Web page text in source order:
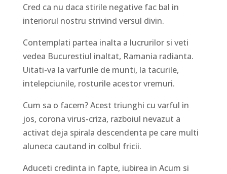
Cred ca nu daca stirile negative fac bal in
interiorul nostru strivind versul divin.
Contemplati partea inalta a lucrurilor si veti
vedea Bucurestiul inaltat, Ramania radianta.
Uitati-va la varfurile de munti, la tacurile,
intelepciunile, rosturile acestor vremuri.
Cum sa o facem? Acest triunghi cu varful in
jos, corona virus-criza, razboiul nevazut a
activat deja spirala descendenta pe care multi
aluneca cautand in colbul fricii.
Aduceti credinta in fapte, iubirea in Acum si